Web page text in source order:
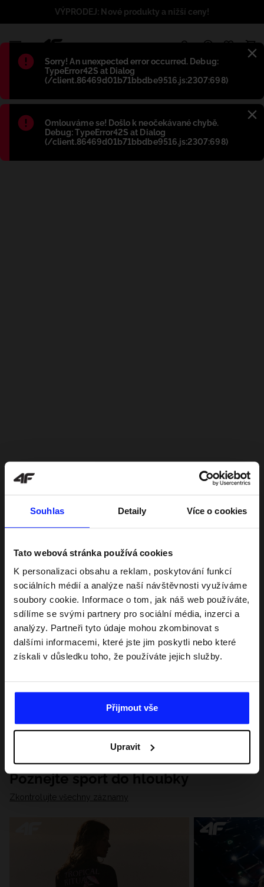
Souhlas Detaily Více o cookies
Tato webová stránka používá cookies
K personalizaci obsahu a reklam, poskytování funkcí
sociálních médií a analýze naší návštěvnosti využíváme
soubory cookie. Informace o tom, jak náš web používáte,
sdílíme se svými partnery pro sociální média, inzerci a
analýzy. Partneři tyto údaje mohou zkombinovat s
dalšími informacemi, které jste jim poskytli nebo které
získali v důsledku toho, že používáte jejich služby.
Přijmout vše
Upravit
Błąd:
Sorry! An unexpected error occurred. Debug:
TypeError42S at Dialog
(/client.86469d01b71bbdbe9516.js:2307:698)
Błąd:
Omlouváme se! Došlo k neočekávané chybě.
Debug: TypeError42S at Dialog
(/client.86469d01b71bbdbe9516.js:2307:698)
VÝPRODEJ: Nové produkty a nižší ceny!
Poznejte sport do hloubky
Zkontrolujte všechny záznamy